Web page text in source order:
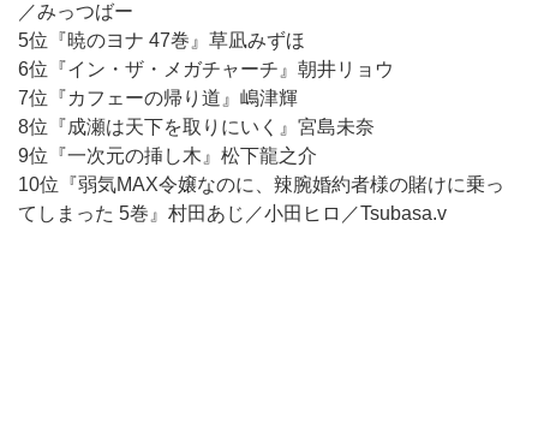
／みっつばー
5位『暁のヨナ 47巻』草凪みずほ
6位『イン・ザ・メガチャーチ』朝井リョウ
7位『カフェーの帰り道』嶋津輝
8位『成瀬は天下を取りにいく』宮島未奈
9位『一次元の挿し木』松下龍之介
10位『弱気MAX令嬢なのに、辣腕婚約者様の賭けに乗っ
てしまった 5巻』村田あじ／小田ヒロ／Tsubasa.v